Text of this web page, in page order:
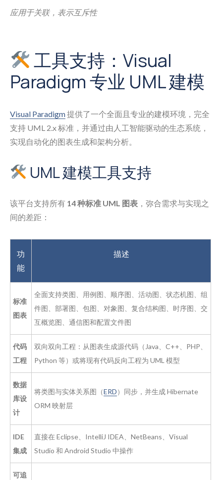
应用于关联，表示互斥性
工具支持：Visual
Paradigm 专业 UML 建模
Visual Paradigm提供了一个全面且专业的建模环境，完全
支持 UML 2.x 标准，并通过由人工智能驱动的生态系统，
实现自动化的图表生成和架构分析。
UML 建模工具支持
该平台支持所有 14 种标准 UML 图表 ，弥合需求与实现之
间的差距：
功
能
描述
标准
图表
全面支持类图、用例图、顺序图、活动图、状态机图、组
件图、部署图、包图、对象图、复合结构图、时序图、交
互概览图、通信图和配置文件图
代码
工程
双向双向工程：从图表生成源代码（Java、C++、PHP、
Python 等）或将现有代码反向工程为 UML 模型
数据
库设
计
将类图与实体关系图（ERD）同步，并生成 Hibernate
ORM 映射层
IDE
集成
直接在 Eclipse、IntelliJ IDEA、NetBeans、Visual
Studio 和 Android Studio 中操作
可追